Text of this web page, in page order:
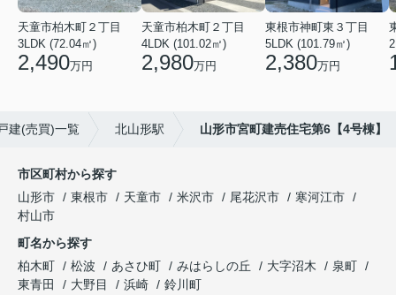
天童市柏木町２丁目
3LDK (72.04㎡)
2,490万円
天童市柏木町２丁目
4LDK (101.02㎡)
2,980万円
東根市神町東３丁目
5LDK (101.79㎡)
2,380万円
建(売買)一覧 北山形駅 山形市宮町建売住宅第6【4号棟】
市区町村から探す
山形市
東根市 天童市 米沢市 尾花沢市
寒河江市
村山市
町名から探す
柏木町
松波 あさひ町 みはらしの丘 大字沼木
泉町
東青田
大野目 浜崎
鈴川町